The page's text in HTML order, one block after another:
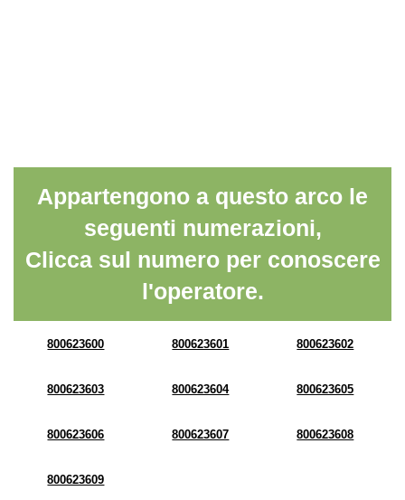
Appartengono a questo arco le
seguenti numerazioni,
Clicca sul numero per conoscere
l'operatore.
800623600 800623601 800623602
800623603 800623604 800623605
800623606 800623607 800623608
800623609